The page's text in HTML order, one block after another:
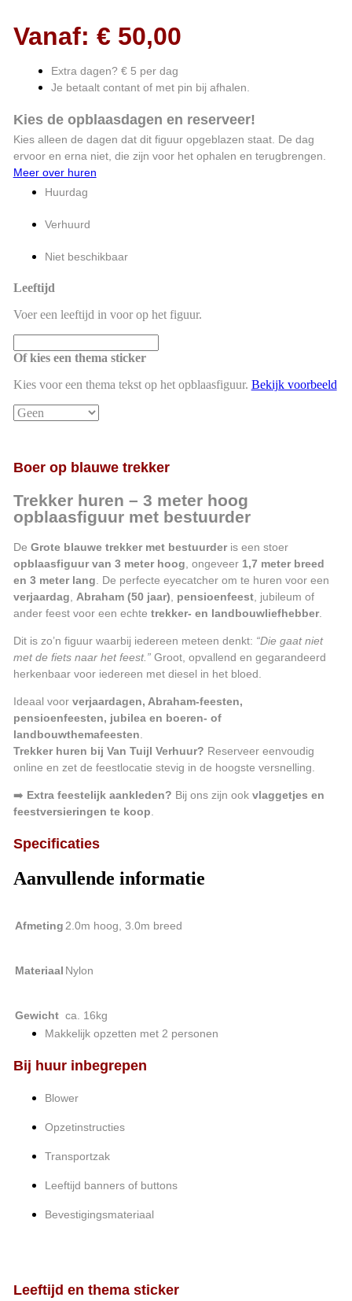
Vanaf: €50,00
Extra dagen? € 5 per dag
Je betaalt contant of met pin bij afhalen.
Kies de opblaasdagen en reserveer!
Kies alleen de dagen dat dit figuur opgeblazen staat. De dag
ervoor en erna niet, die zijn voor het ophalen en terugbrengen.
Meer over huren
Huurdag
Verhuurd
Niet beschikbaar
Leeftijd
Voer een leeftijd in voor op het figuur.
Of kies een thema sticker
Kies voor een thema tekst op het opblaasfiguur. Bekijk voorbeeld
Boer op blauwe trekker
Trekker huren – 3 meter hoog
opblaasfiguur met bestuurder
De Grote blauwe trekker met bestuurderis een stoer
opblaasfiguur van 3 meter hoog , ongeveer 1,7 meter breed
en 3 meter lang . De perfecte eyecatcher om te huren voor een
verjaardag
Abraham (50 jaar) pensioenfeest, jubileum of
ander feest voor een echte trekker- en landbouwliefhebber.
Dit is zo’n figuur waarbij iedereen meteen denkt: “Die gaat niet
met de fiets naar het feest.”Groot, opvallend en gegarandeerd
herkenbaar voor iedereen met diesel in het bloed.
Ideaal voor verjaardagen, Abraham-feesten,
pensioenfeesten, jubilea en boeren- of
landbouwthemafeesten
Trekker huren bij Van Tuijl Verhuur? Reserveer eenvoudig
online en zet de feestlocatie stevig in de hoogste versnelling.
➡️ Extra feestelijk aankleden? Bij ons zijn ook vlaggetjes en
feestversieringen te koop
Specificaties
Aanvullende informatie
Afmeting 2.0m hoog, 3.0m breed
Materiaal Nylon
Gewicht ca. 16kg
Makkelijk opzetten met 2 personen
Bij huur inbegrepen
Blower
Opzetinstructies
Transportzak
Leeftijd banners of buttons
Bevestigingsmateriaal
Leeftijd en thema sticker